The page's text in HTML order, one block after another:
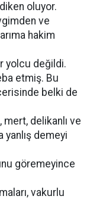
oluyor.
ve
hakim
yolcu değildi.
etmiş. Bu
belki de
mert, delikanlı ve
yanlış demeyi
göremeyince
vakurlu